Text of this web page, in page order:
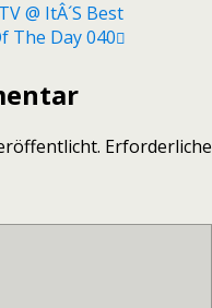
@ ItÂ´s Best
The Day 040
Erforderliche